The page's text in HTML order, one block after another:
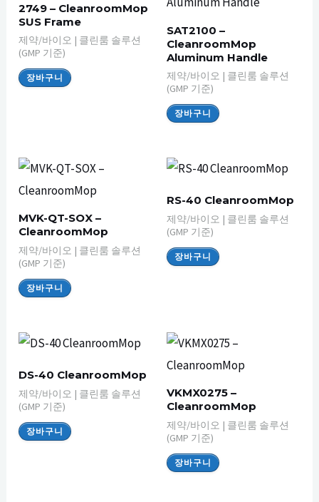
2749 – CleanroomMop
SUS Frame
제약/바이오 | 클린룸 솔루션
(GMP 기준)
장바구니
SAT2100 –
CleanroomMop
Aluminum Handle
제약/바이오 | 클린룸 솔루션
(GMP 기준)
장바구니
MVK-QT-SOX –
CleanroomMop
제약/바이오 | 클린룸 솔루션
(GMP 기준)
장바구니
RS-40 CleanroomMop
제약/바이오 | 클린룸 솔루션
(GMP 기준)
장바구니
DS-40 CleanroomMop
제약/바이오 | 클린룸 솔루션
(GMP 기준)
장바구니
VKMX0275 –
CleanroomMop
제약/바이오 | 클린룸 솔루션
(GMP 기준)
장바구니